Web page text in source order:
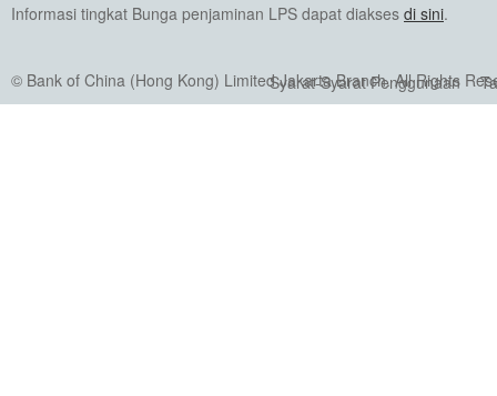
Informasi tingkat Bunga penjaminan LPS dapat diakses di sini.
© Bank of China (Hong Kong) Limited Jakarta Branch. All Rights
Syarat-Syarat Penggunaan